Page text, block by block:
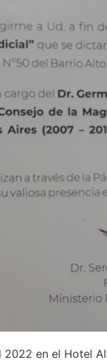
en el Hotel